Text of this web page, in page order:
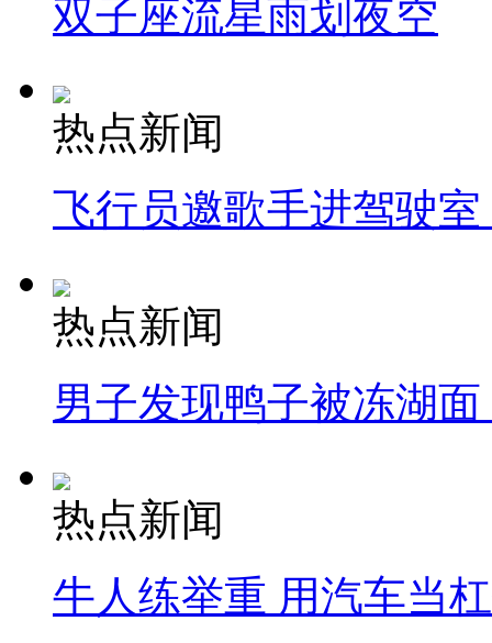
双子座流星雨划夜空
热点新闻
飞行员邀歌手进驾驶
热点新闻
男子发现鸭子被冻湖
热点新闻
牛人练举重 用汽车当